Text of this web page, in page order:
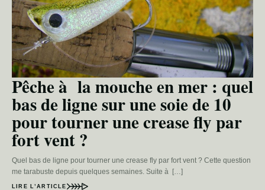
Pêche à la mouche en mer : quel
bas de ligne sur une soie de 10
pour tourner une crease fly par
fort vent ?
Quel bas de ligne pour tourner une crease fly par fort vent ? Cette question
me tarabuste depuis quelques semaines. Suite à […]
LIRE L’ARTICLE